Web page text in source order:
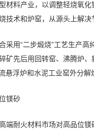
材料产业，以调整轻烧氧
技术和炉窑，从源头上解
采用“二步煅烧”工艺生产
矿先后用回转窑、沸腾炉
悬浮炉和水泥工业窑外分解
镁砂
端耐火材料市场对高品位